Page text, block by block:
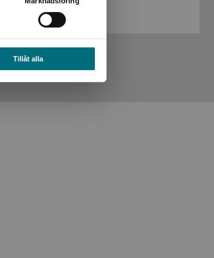
Tillåt alla
Köp- och leveransvillkor